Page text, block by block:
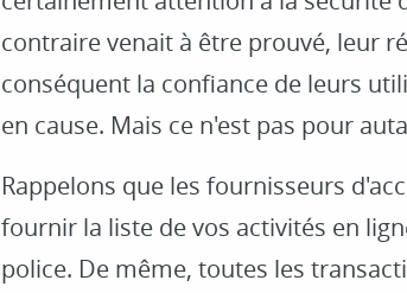
contraire venait à être prouvé, leur
conséquent la confiance de leurs
en cause. Mais ce n'est pas pour
Rappelons que les fournisseurs
fournir la liste de vos activités en
police. De même, toutes les